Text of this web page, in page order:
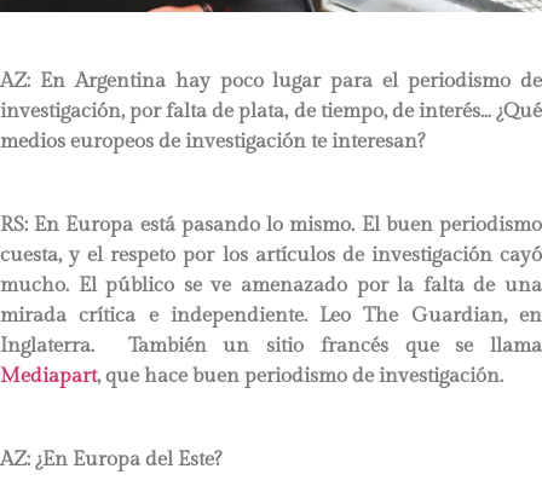
AZ: En Argentina hay poco lugar para el periodismo de
investigación, por falta de plata, de tiempo, de interés… ¿Qué
medios europeos de investigación te interesan?
RS: En Europa está pasando lo mismo. El buen periodismo
cuesta, y el respeto por los artículos de investigación cayó
mucho. El público se ve amenazado por la falta de una
mirada crítica e independiente. Leo The Guardian, en
Inglaterra. También un sitio francés que se llama
Mediapart, que hace buen periodismo de investigación.
AZ: ¿En Europa del Este?